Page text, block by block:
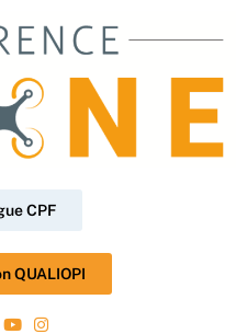
CPF
QUALIOPI